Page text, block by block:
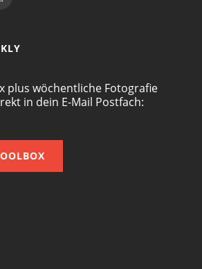
plus wöchentliche Fotografie
in dein E-Mail Postfach: